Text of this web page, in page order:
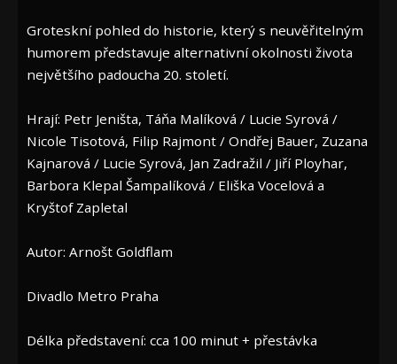
Groteskní pohled do historie, který s neuvěřitelným
humorem představuje alternativní okolnosti života
největšího padoucha 20. století.
Hrají: Petr Jeništa, Táňa Malíková / Lucie Syrová /
Nicole Tisotová, Filip Rajmont / Ondřej Bauer, Zuzana
Kajnarová / Lucie Syrová, Jan Zadražil / Jiří Ployhar,
Barbora Klepal Šampalíková / Eliška Vocelová a
Kryštof Zapletal
Autor: Arnošt Goldflam
Divadlo Metro Praha
Délka představení: cca 100 minut + přestávka